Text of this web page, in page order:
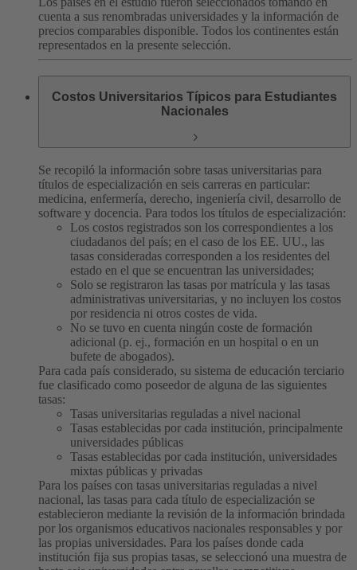
cuenta a sus renombradas universidades y la información de
precios comparables disponible. Todos los continentes están
representados en la presente selección.
Costos Universitarios Típicos para Estudiantes
Nacionales
Se recopiló la información sobre tasas universitarias para
títulos de especialización en seis carreras en particular:
medicina, enfermería, derecho, ingeniería civil, desarrollo de
software y docencia. Para todos los títulos de especialización:
Los costos registrados son los correspondientes a los
ciudadanos del país; en el caso de los EE. UU., las
tasas consideradas corresponden a los residentes del
estado en el que se encuentran las universidades;
Solo se registraron las tasas por matrícula y las tasas
administrativas universitarias, y no incluyen los costos
por residencia ni otros costes de vida.
No se tuvo en cuenta ningún coste de formación
adicional (p. ej., formación en un hospital o en un
bufete de abogados).
Para cada país considerado, su sistema de educación terciario
fue clasificado como poseedor de alguna de las siguientes
tasas:
Tasas universitarias reguladas a nivel nacional
Tasas establecidas por cada institución, principalmente
universidades públicas
Tasas establecidas por cada institución, universidades
mixtas públicas y privadas
Para los países con tasas universitarias reguladas a nivel
nacional, las tasas para cada título de especialización se
establecieron mediante la revisión de la información brindada
por los organismos educativos nacionales responsables y por
las propias universidades. Para los países donde cada
institución fija sus propias tasas, se seleccionó una muestra de